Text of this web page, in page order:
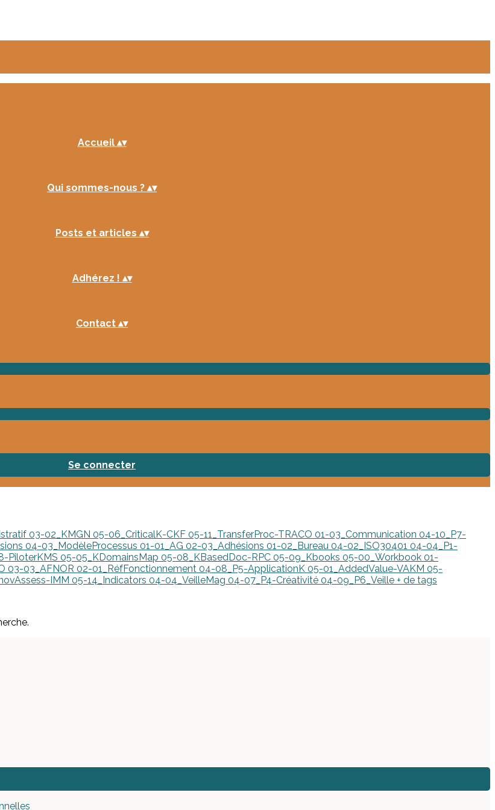
Accueil ▴▾
Qui sommes-nous ? ▴▾
Posts et articles ▴▾
Adhérez ! ▴▾
Contact ▴▾
Se connecter
03-02_KMGN 05-06_CriticalK-CKF 05-11_TransferProc-TRACO 01-03_Communication 04-10_P7-
04-03_ModèleProcessus 01-01_AG 02-03_Adhésions 01-02_Bureau 04-02_ISO30401 04-04_P1-
PiloterKMS 05-05_KDomainsMap 05-08_KBasedDoc-RPC 05-09_Kbooks 05-00_Workbook 01-
03-03_AFNOR 02-01_RéfFonctionnement 04-08_P5-ApplicationK 05-01_AddedValue-VAKM 05-
IMM 05-14_Indicators 04-04_VeilleMag 04-07_P4-Créativité 04-09_P6_Veille + de tags